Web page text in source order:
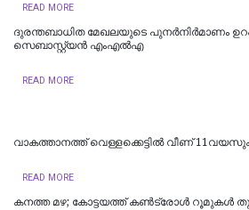
READ MORE
ദുരന്തബാധിത മേഖലയുടെ പുനർനിർമാണം
സെബാസ്റ്റ്യൻ എംഎൽഎ
READ MORE
വാകത്താനത്ത് വെള്ളക്കെട്ടില്‍ വീണ്
READ MORE
കനത്ത മഴ; കോട്ടയത്ത് കണ്‍ട്രോള്‍ റൂമുകള്‍